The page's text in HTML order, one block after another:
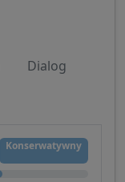
Dialog
Konserwatywny